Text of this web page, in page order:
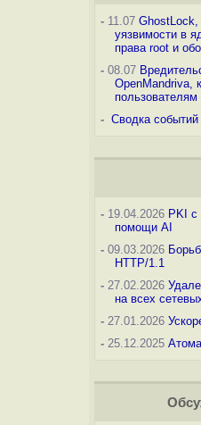
-11.07
уязвимости в
права root и
-08.07
OpenMandriva,
пользователям
- Сводка событий
-19.04.2026 PKI с
помощи AI
-09.03.2026
HTTP/1.1
-27.02.2026
на всех
-27.01.2026
-25.12.2025